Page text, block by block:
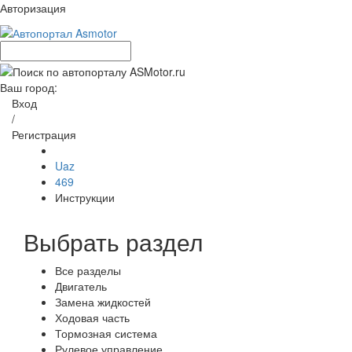
Авторизация
Ваш город:
Вход
/
Регистрация
Uaz
469
Инструкции
Выбрать раздел
Все разделы
Двигатель
Замена жидкостей
Ходовая часть
Тормозная система
Рулевое управление